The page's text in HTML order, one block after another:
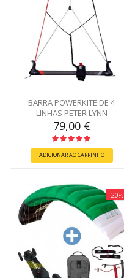
BARRA POWERKITE DE 4
LINHAS PETER LYNN
79,00 €
ADICIONAR AO CARRINHO
-20%